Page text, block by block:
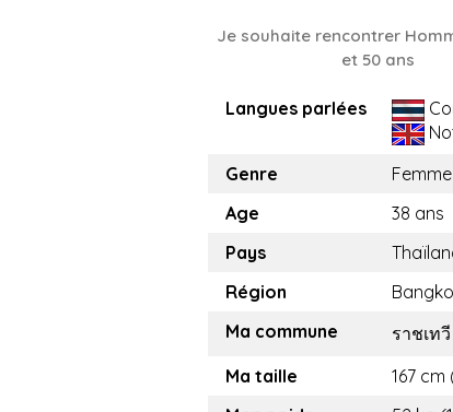
Je souhaite rencontrer
et 50 ans
Langues parlées
Genre
Femme
Age
38 ans
Pays
Région
Ma commune
ราชเทวี
Ma taille
167 cm